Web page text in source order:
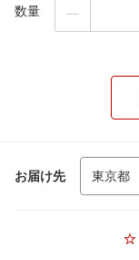
数量
お届け先